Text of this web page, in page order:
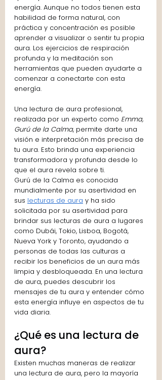
energía. Aunque no todos tienen esta
habilidad de forma natural, con
práctica y concentración es posible
aprender a visualizar o sentir tu propia
aura. Los ejercicios de respiración
profunda y la meditación son
herramientas que pueden ayudarte a
comenzar a conectarte con esta
energía.
Una lectura de aura profesional,
realizada por un experto como Emma,
Gurú de la Calma, permite darte una
visión e interpretación más precisa de
tu aura. Esto brinda una experiencia
transformadora y profunda desde lo
que el aura revela sobre ti.
Gurú de la Calma es conocida
mundialmente por su asertividad en
sus lecturas de aura y ha sido
solicitada por su asertividad para
brindar sus lecturas de aura a lugares
como Dubái, Tokio, Lisboa, Bogotá,
Nueva York y Toronto, ayudando a
personas de todas las culturas a
recibir los beneficios de un aura más
limpia y desbloqueada. En una lectura
de aura, puedes descubrir los
mensajes de tu aura y entender cómo
esta energía influye en aspectos de tu
vida diaria.
¿Qué es una lectura de
aura?
Existen muchas maneras de realizar
una lectura de aura, pero la mayoría